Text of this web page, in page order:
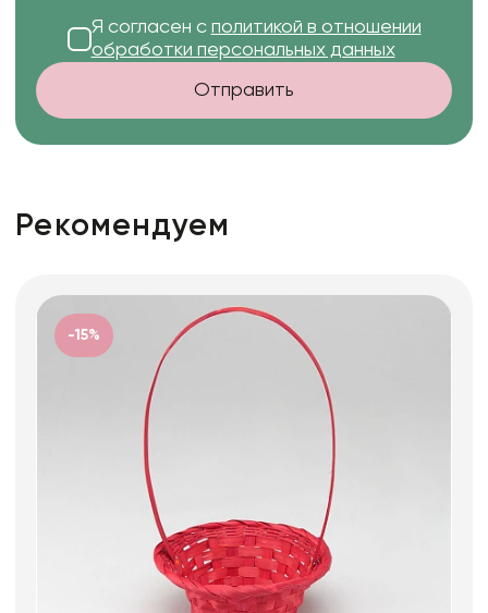
Я согласен с политикой в отношении
обработки персональных данных
Отправить
Рекомендуем
-15%